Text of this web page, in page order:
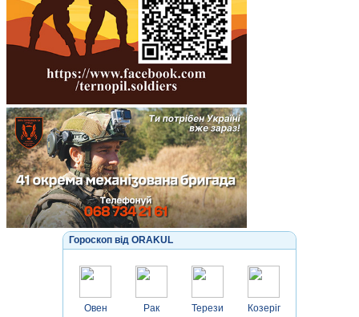
Гороскоп від ORAKUL
Овен Рак Терези Козеріг